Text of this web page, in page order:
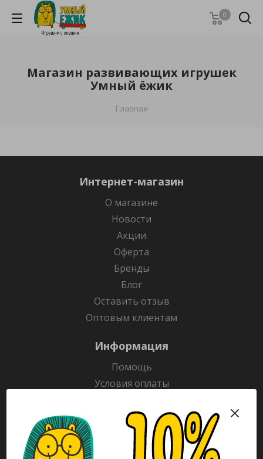
0
Магазин развивающих игрушек
Умный ёжик
Главная
Интернет-магазин
О магазине
Новости
Акции
Оферта
Бренды
Блог
Оставить отзыв
Оптовым клиентам
Информация
Помощь
Условия оплаты
Гарантия на товар
Раскраски
Рекламодателям